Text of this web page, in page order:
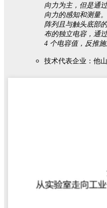
向力为主，但是通
向力的感知和测量
阵列且与触头底部
布的独立电容，通
4 个电容值，反推
技术代表企业：他